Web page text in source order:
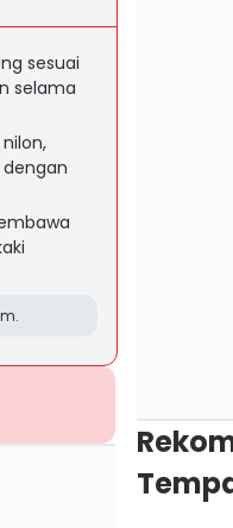
sesuai
selama